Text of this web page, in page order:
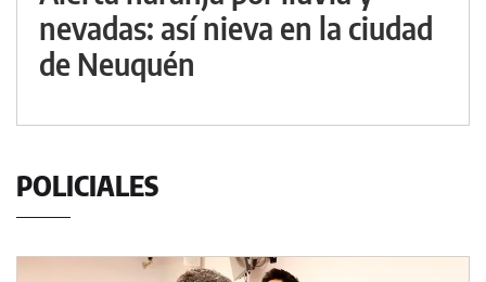
nevadas: así nieva en la ciudad
de Neuquén
POLICIALES